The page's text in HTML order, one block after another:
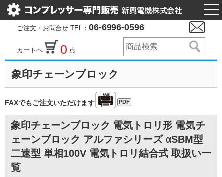
ご注文・お問合せ TEL： 06-6996-0596
カートへ 0 点
象印チェーンブロック
FAXでもご注文いただけます PDF
象印チェーンブロック 電気トロリ形 電気チ
ェーンブロック アルファシリーズ αSBM型
二速型 単相100V 電気トロリ結合式 取扱い一
覧